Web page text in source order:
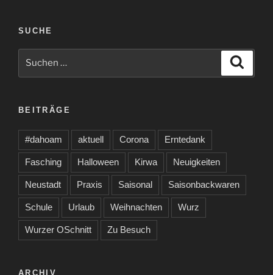
SUCHE
BEITRÄGE
#dahoam aktuell Corona Erntedank
Fasching Halloween Kirwa Neuigkeiten
Neustadt Praxis Saisonal Saisonbackwaren
Schule Urlaub Weihnachten Wurz
Wurzer OSchnitt Zu Besuch
ARCHIV